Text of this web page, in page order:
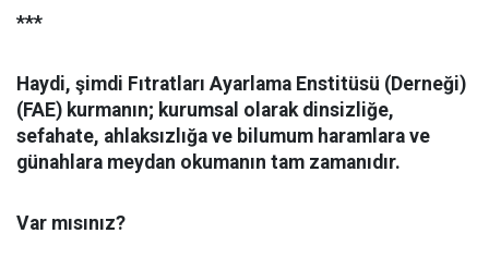
***
Haydi, şimdi Fıtratları Ayarlama Enstitüsü (Derneği)
(FAE) kurmanın; kurumsal olarak dinsizliğe,
sefahate, ahlaksızlığa ve bilumum haramlara ve
günahlara meydan okumanın tam zamanıdır.
Var mısınız?